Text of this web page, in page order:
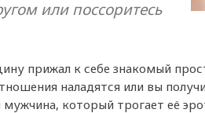
или поссоритесь
прижал к себе знакомый
наладятся или вы
который трогает её